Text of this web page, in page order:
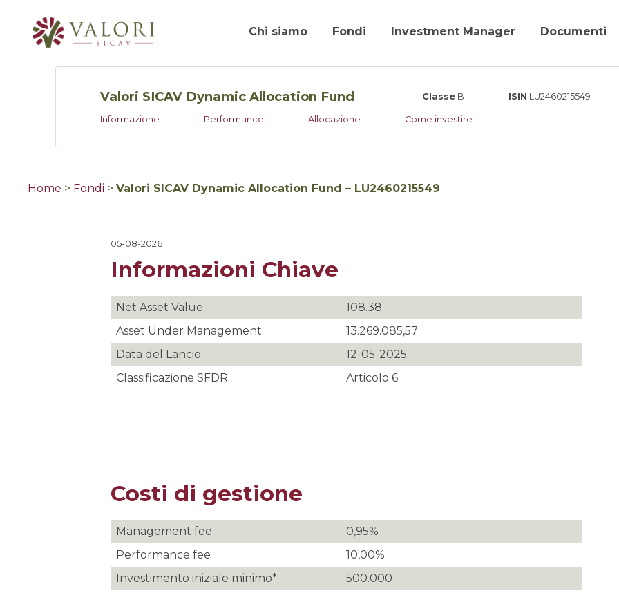
Chi siamo Fondi Investment Manager Documenti
Valori SICAV Dynamic Allocation Fund ClasseB ISIN LU2460215549
Informazione Performance Allocazione Come investire
Home > Fondi > Valori SICAV Dynamic Allocation Fund – LU2460215549
05-08-2026
Informazioni Chiave
Net Asset Value
108.38
Asset Under Management
13.269.085,57
Data del Lancio
12-05-2025
Classificazione SFDR
Articolo 6
Costi di gestione
Management fee
0,95%
Performance fee
10,00%
Investimento iniziale minimo*
500.000